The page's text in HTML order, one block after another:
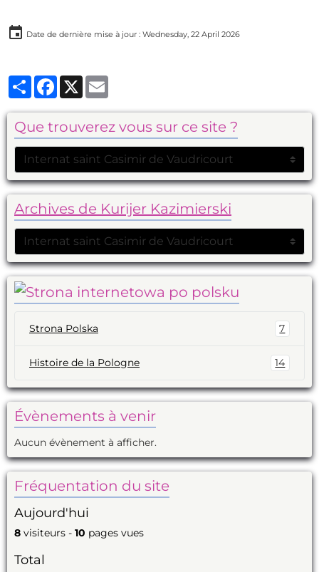
Date de dernière mise à jour : Wednesday, 22 April 2026
PartagerFacebook
X
Que trouverez vous sur ce site ?
Archives de Kurijer Kazimierski
Strona Polska 7
Histoire de la Pologne 14
Évènements à venir
Aucun évènement à afficher.
Fréquentation du site
Aujourd'hui
8 visiteurs - 10 pages vues
Total